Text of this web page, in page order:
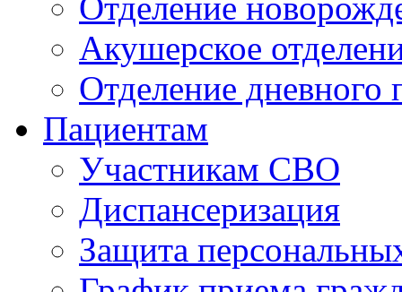
Акушерское
Отделение дневного
Пациентам
Участникам СВО
Диспансеризация
Защита